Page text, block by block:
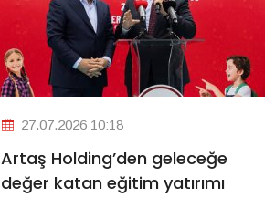
27.07.2026 10:18
Artaş Holding’den geleceğe
değer katan eğitim yatırımı